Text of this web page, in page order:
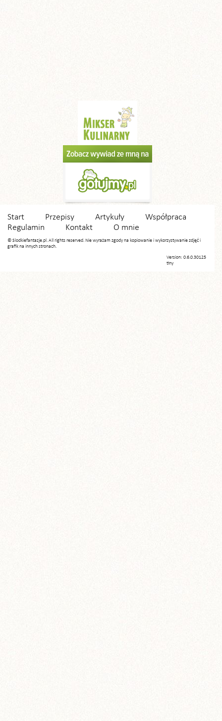
Start Przepisy Artykuły
Współpraca
Regulamin
Kontakt O mnie
© Slodkiefantazje.pl. All rights reserved. Nie wyrażam zgody na kopiowanie i wykorzystywanie zdjęć i
grafik na innych stronach.
Version: 0.6.0.30125
tiny